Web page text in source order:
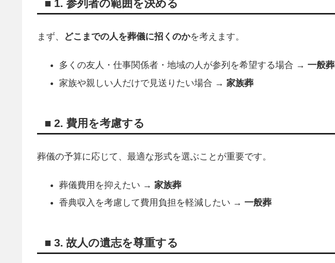
■ 1. 参列者の範囲を決める
まず、 どこまでの人を葬儀に招くのかを考えます。
多くの友人・仕事関係者・地域の人が参列を希望する場合 → 一般葬
家族や親しい人だけで見送りたい場合 → 家族葬
■ 2. 費用を考慮する
葬儀の予算に応じて、最適な形式を選ぶことが重要です。
葬儀費用を抑えたい → 家族葬
香典収入を考慮して費用負担を軽減したい → 一般葬
■ 3. 故人の遺志を尊重する